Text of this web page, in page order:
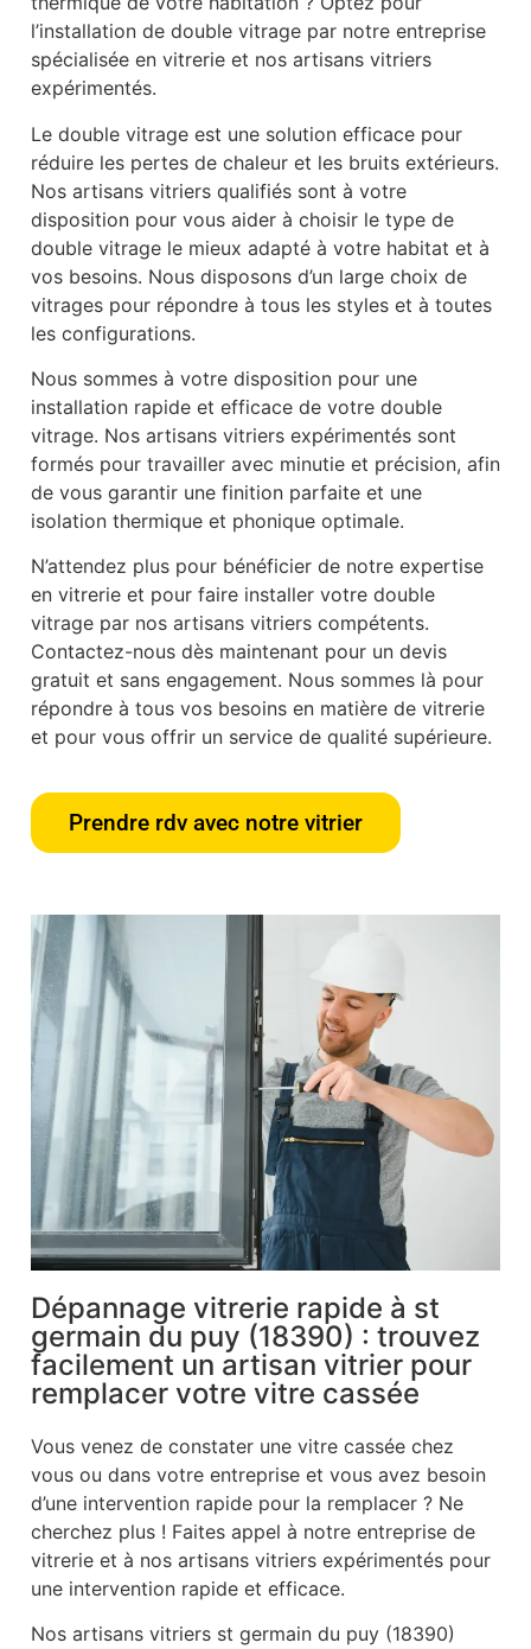
l’installation de double vitrage par notre entreprise
spécialisée en vitrerie et nos artisans vitriers
expérimentés.
Le double vitrage est une solution efficace pour
réduire les pertes de chaleur et les bruits extérieurs.
Nos artisans vitriers qualifiés sont à votre
disposition pour vous aider à choisir le type de
double vitrage le mieux adapté à votre habitat et à
vos besoins. Nous disposons d’un large choix de
vitrages pour répondre à tous les styles et à toutes
les configurations.
Nous sommes à votre disposition pour une
installation rapide et efficace de votre double
vitrage. Nos artisans vitriers expérimentés sont
formés pour travailler avec minutie et précision, afin
de vous garantir une finition parfaite et une
isolation thermique et phonique optimale.
N’attendez plus pour bénéficier de notre expertise
en vitrerie et pour faire installer votre double
vitrage par nos artisans vitriers compétents.
Contactez-nous dès maintenant pour un devis
gratuit et sans engagement. Nous sommes là pour
répondre à tous vos besoins en matière de vitrerie
et pour vous offrir un service de qualité supérieure.
Prendre rdv avec notre vitrier
Dépannage vitrerie rapide à st
germain du puy (18390) : trouvez
facilement un artisan vitrier pour
remplacer votre vitre cassée
Vous venez de constater une vitre cassée chez
vous ou dans votre entreprise et vous avez besoin
d’une intervention rapide pour la remplacer ? Ne
cherchez plus ! Faites appel à notre entreprise de
vitrerie et à nos artisans vitriers expérimentés pour
une intervention rapide et efficace.
Nos artisans vitriers st germain du puy (18390)